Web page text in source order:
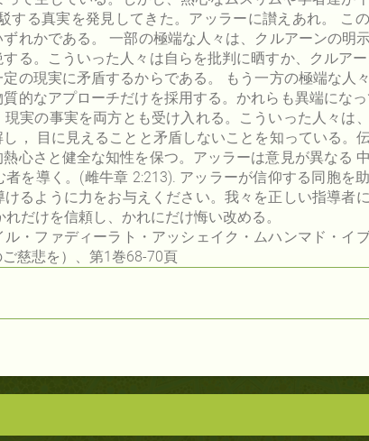
する真実を発見してきた。アッラーに讃えあれ。 この
れかである。 一部の極端な人々は、クルアーンの明
る。こういった人々は自らを批判に晒すか、クルア
の現実に矛盾するからである。 もう一方の極端な人
的なアプローチだけを採用する。かれらも異端にな
実の事実を両方とも受け入れる。こういった人々は
， 目に見えることと矛盾しないことを知っている。
心さと健全な知性を保つ。アッラーは意見が異なる
を導く。(雌牛章 2:213). アッラーが信仰する同胞を
るように力をお与えください。我々を正しい指導者に
だけを信頼し、かれにだけ悔い改める。
・ファディーラト・アッシェイク・ムハンマド・イ
慈悲を）、第1巻68-70頁